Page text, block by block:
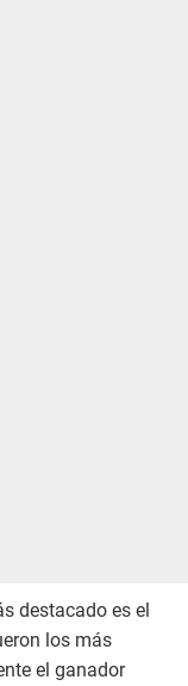
destacado es el
los más
el ganador